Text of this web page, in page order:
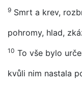
9 Smrt a krev,
pohromy, hlad,
10 To vše bylo
kvůli nim nastala